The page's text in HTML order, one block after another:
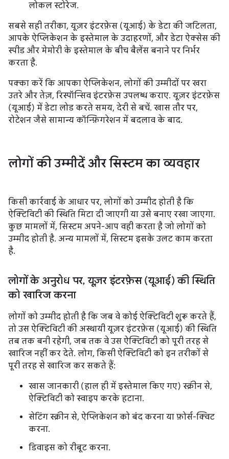
लोकल स्टोरेज.
सबसे सही तरीका, यूज़र इंटरफ़ेस (यूआई) के डेटा की जटिलता,
आपके ऐप्लिकेशन के इस्तेमाल के उदाहरणों, और डेटा ऐक्सेस की
स्पीड और मेमोरी के इस्तेमाल के बीच बैलेंस बनाने पर निर्भर
करता है.
पक्का करें कि आपका ऐप्लिकेशन, लोगों की उम्मीदों पर खरा
उतरे और तेज़, रिस्पॉन्सिव इंटरफ़ेस उपलब्ध कराए. यूज़र इंटरफ़ेस
(यूआई) में डेटा लोड करते समय, देरी से बचें. खास तौर पर,
रोटेशन जैसे सामान्य कॉन्फ़िगरेशन में बदलाव के बाद.
लोगों की उम्मीदें और सिस्टम का व्यवहार
किसी कार्रवाई के आधार पर, लोगों को उम्मीद होती है कि
ऐक्टिविटी की स्थिति मिटा दी जाएगी या उसे बनाए रखा जाएगा.
कुछ मामलों में, सिस्टम अपने-आप वही करता है जो लोगों को
उम्मीद होती है. अन्य मामलों में, सिस्टम इसके उलट काम करता
है.
लोगों के अनुरोध पर, यूज़र इंटरफ़ेस (यूआई) की स्थिति
को खारिज करना
लोगों को उम्मीद होती है कि जब वे कोई ऐक्टिविटी शुरू करते हैं,
तो उस ऐक्टिविटी की अस्थायी यूज़र इंटरफ़ेस (यूआई) की स्थिति
तब तक बनी रहेगी, जब तक वे उस ऐक्टिविटी को पूरी तरह से
खारिज नहीं कर देते. लोग, किसी ऐक्टिविटी को इन तरीकों से
पूरी तरह से खारिज कर सकते हैं:
खास जानकारी (हाल ही में इस्तेमाल किए गए) स्क्रीन से,
ऐक्टिविटी को स्वाइप करके हटाना.
सेटिंग स्क्रीन से, ऐप्लिकेशन को बंद करना या फ़ोर्स-क्विट
करना.
डिवाइस को रीबूट करना.